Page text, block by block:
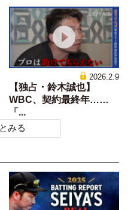
2026.2.9
【独占・鈴木誠也】
WBC、契約最終年……
「...
みる